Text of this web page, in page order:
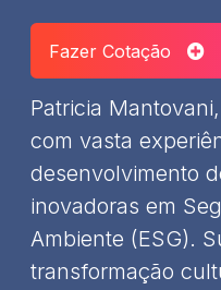
Fazer Cotação
Patricia
com vasta
desenvolvimento
inovadoras em
Ambiente (ESG).
transformação